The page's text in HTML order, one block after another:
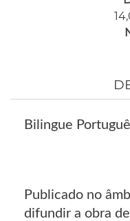
Bilingue
Publicado no
difundir a obra